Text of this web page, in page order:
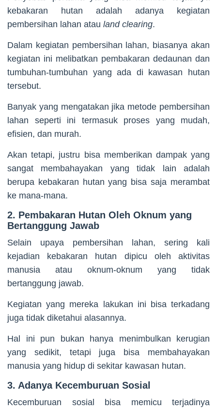
kebakaran hutan adalah adanya kegiatan
pembersihan lahan atau land clearing.
Dalam kegiatan pembersihan lahan, biasanya akan
kegiatan ini melibatkan pembakaran dedaunan dan
tumbuhan-tumbuhan yang ada di kawasan hutan
tersebut.
Banyak yang mengatakan jika metode pembersihan
lahan seperti ini termasuk proses yang mudah,
efisien, dan murah.
Akan tetapi, justru bisa memberikan dampak yang
sangat membahayakan yang tidak lain adalah
berupa kebakaran hutan yang bisa saja merambat
ke mana-mana.
2. Pembakaran Hutan Oleh Oknum yang
Bertanggung Jawab
Selain upaya pembersihan lahan, sering kali
kejadian kebakaran hutan dipicu oleh aktivitas
manusia atau oknum-oknum yang tidak
bertanggung jawab.
Kegiatan yang mereka lakukan ini bisa terkadang
juga tidak diketahui alasannya.
Hal ini pun bukan hanya menimbulkan kerugian
yang sedikit, tetapi juga bisa membahayakan
manusia yang hidup di sekitar kawasan hutan.
3. Adanya Kecemburuan Sosial
Kecemburuan sosial bisa memicu terjadinya